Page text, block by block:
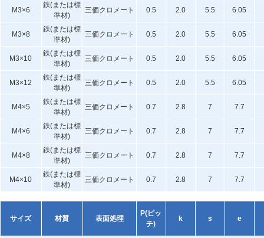
M3×6
鉄(または標
準材)
三価クロメート 0.5 2.0 5.5 6.05
M3×8
鉄(または標
準材)
三価クロメート 0.5 2.0 5.5 6.05
M3×10
鉄(または標
準材)
三価クロメート 0.5 2.0 5.5 6.05
M3×12
鉄(または標
準材)
三価クロメート 0.5 2.0 5.5 6.05
M4×5
鉄(または標
準材)
三価クロメート 0.7 2.8 7 7.7
M4×6
鉄(または標
準材)
三価クロメート 0.7 2.8 7 7.7
M4×8
鉄(または標
準材)
三価クロメート 0.7 2.8 7 7.7
M4×10
鉄(または標
準材)
三価クロメート 0.7 2.8 7 7.7
サイズ 材質 表面処理
P(ピッ
チ)
k s e